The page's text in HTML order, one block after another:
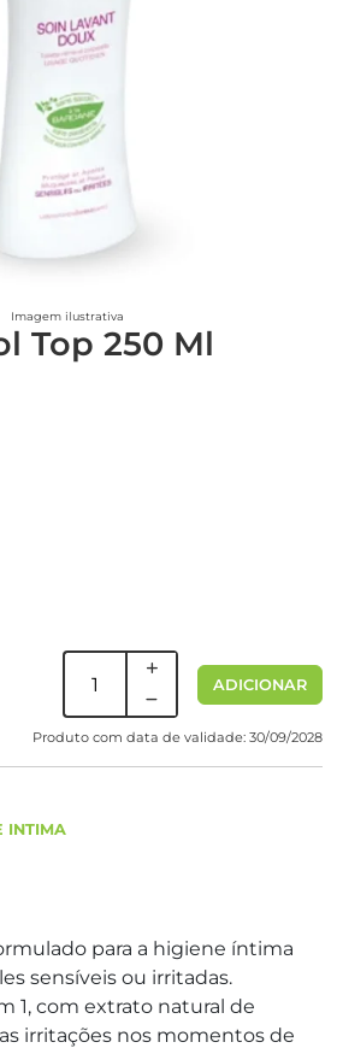
Imagem ilustrativa
Top 250 Ml
ADICIONAR
Produto com data de validade: 30/09/2028
INTIMA
para a higiene íntima
sensíveis ou irritadas.
1, com extrato natural de
irritações nos momentos de